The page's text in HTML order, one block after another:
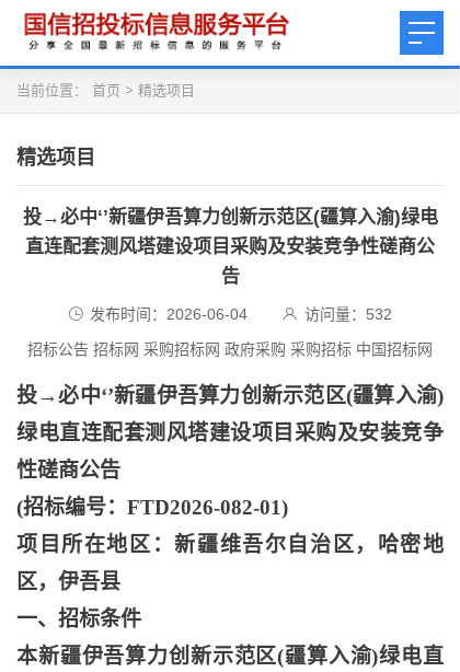
当前位置： 首页 > 精选项目
精选项目
投→必中‘’新疆伊吾算力创新示范区(疆算入渝)绿电
直连配套测风塔建设项目采购及安装竞争性磋商公
告
发布时间：2026-06-04 访问量： 532
招标公告 招标网 采购招标网 政府采购 采购招标 中国招标网
投→必中‘’新疆伊吾算力创新示范区(疆算入渝)
绿电直连配套测风塔建设项目采购及安装竞争
性磋商公告
(招标编号：FTD2026-082-01)
项目所在地区：新疆维吾尔自治区，哈密地
区，伊吾县
一、招标条件
本新疆伊吾算力创新示范区(疆算入渝)绿电直